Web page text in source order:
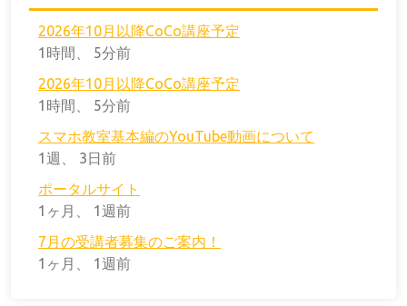
2026年10月以降CoCo講座予定
1時間、 5分前
2026年10月以降CoCo講座予定
1時間、 5分前
スマホ教室基本編のYouTube動画について
1週、 3日前
ポータルサイト
1ヶ月、 1週前
7月の受講者募集のご案内！
1ヶ月、 1週前